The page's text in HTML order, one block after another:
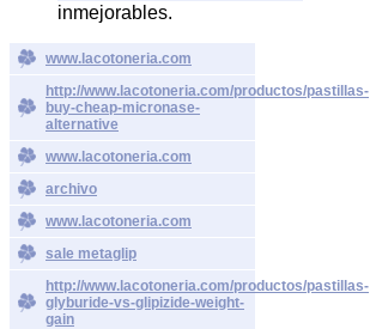
inmejorables.
www.lacotoneria.com
http://www.lacotoneria.com/productos/pastillas-
buy-cheap-micronase-
alternative
www.lacotoneria.com
archivo
www.lacotoneria.com
sale metaglip
http://www.lacotoneria.com/productos/pastillas-
glyburide-vs-glipizide-weight-
gain